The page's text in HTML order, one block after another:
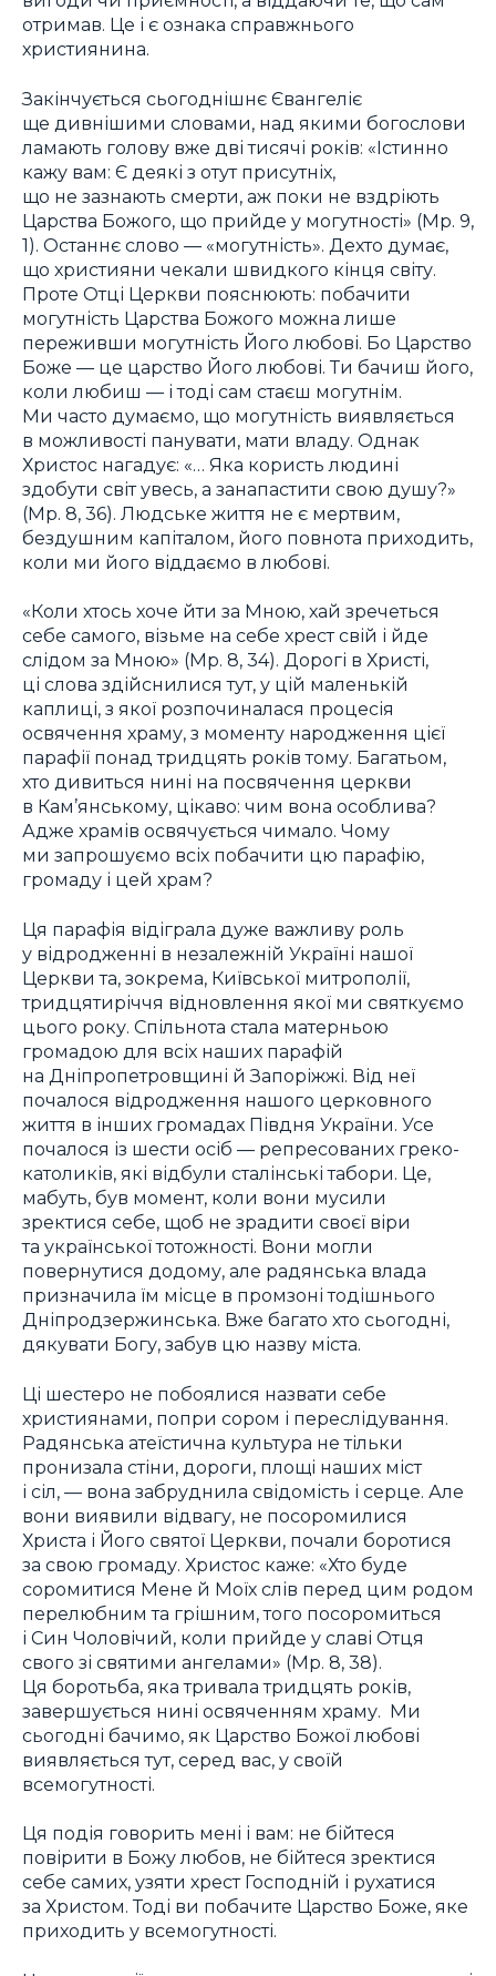
отримав. Це і є ознака справжнього
християнина.
Закінчується сьогоднішнє Євангеліє
ще дивнішими словами, над якими богослови
ламають голову вже дві тисячі років: «Істинно
кажу вам: Є деякі з отут присутніх,
що не зазнають смерти, аж поки не вздріють
Царства Божого, що прийде у могутності» (Мр. 9,
1). Останнє слово — «могутність». Дехто думає,
що християни чекали швидкого кінця світу.
Проте Отці Церкви пояснюють: побачити
могутність Царства Божого можна лише
переживши могутність Його любові. Бо Царство
Боже — це царство Його любові. Ти бачиш його,
коли любиш — і тоді сам стаєш могутнім.
Ми часто думаємо, що могутність виявляється
в можливості панувати, мати владу. Однак
Христос нагадує: «… Яка користь людині
здобути світ увесь, а занапастити свою душу?»
(Мр. 8, 36). Людське життя не є мертвим,
бездушним капіталом, його повнота приходить,
коли ми його віддаємо в любові.
«Коли хтось хоче йти за Мною, хай зречеться
себе самого, візьме на себе хрест свій і йде
слідом за Мною» (Мр. 8, 34). Дорогі в Христі,
ці слова здійснилися тут, у цій маленькій
каплиці, з якої розпочиналася процесія
освячення храму, з моменту народження цієї
парафії понад тридцять років тому. Багатьом,
хто дивиться нині на посвячення церкви
в Кам’янському, цікаво: чим вона особлива?
Адже храмів освячується чимало. Чому
ми запрошуємо всіх побачити цю парафію,
громаду і цей храм?
Ця парафія відіграла дуже важливу роль
у відродженні в незалежній Україні нашої
Церкви та, зокрема, Київської митрополії,
тридцятиріччя відновлення якої ми святкуємо
цього року. Спільнота стала матерньою
громадою для всіх наших парафій
на Дніпропетровщині й Запоріжжі. Від неї
почалося відродження нашого церковного
життя в інших громадах Півдня України. Усе
почалося із шести осіб — репресованих греко-
католиків, які відбули сталінські табори. Це,
мабуть, був момент, коли вони мусили
зректися себе, щоб не зрадити своєї віри
та української тотожності. Вони могли
повернутися додому, але радянська влада
призначила їм місце в промзоні тодішнього
Дніпродзержинська. Вже багато хто сьогодні,
дякувати Богу, забув цю назву міста.
Ці шестеро не побоялися назвати себе
християнами, попри сором і переслідування.
Радянська атеїстична культура не тільки
пронизала стіни, дороги, площі наших міст
і сіл, — вона забруднила свідомість і серце. Але
вони виявили відвагу, не посоромилися
Христа і Його святої Церкви, почали боротися
за свою громаду. Христос каже: «Хто буде
соромитися Мене й Моїх слів перед цим родом
перелюбним та грішним, того посоромиться
і Син Чоловічий, коли прийде у славі Отця
свого зі святими ангелами» (Мр. 8, 38).
Ця боротьба, яка тривала тридцять років,
завершується нині освяченням храму. Ми
сьогодні бачимо, як Царство Божої любові
виявляється тут, серед вас, у своїй
всемогутності.
Ця подія говорить мені і вам: не бійтеся
повірити в Божу любов, не бійтеся зректися
себе самих, узяти хрест Господній і рухатися
за Христом. Тоді ви побачите Царство Боже, яке
приходить у всемогутності.